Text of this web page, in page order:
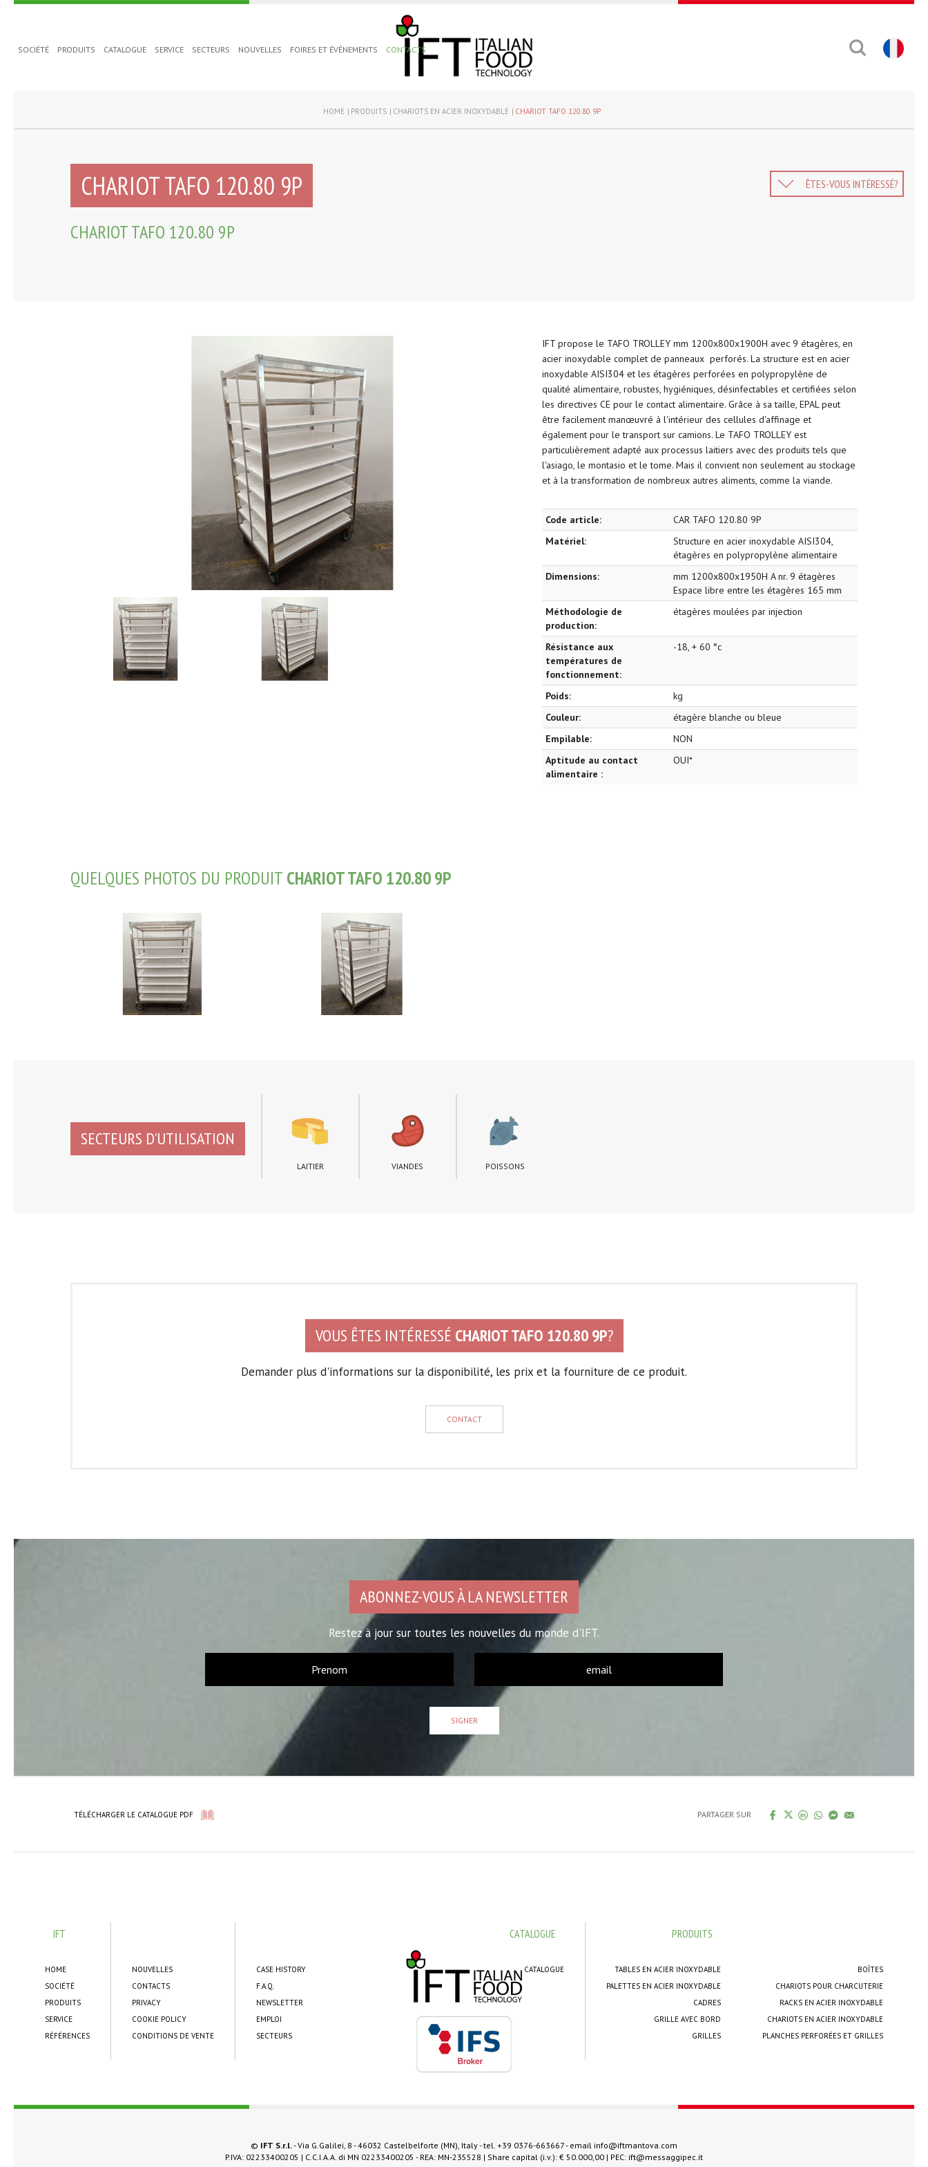
SOCIÉTÉ PRODUITS CATALOGUE SERVICE SECTEURS NOUVELLES FOIRES ET ÉVÉNEMENTS CONTACTS
HOME PRODUITS CHARIOTS EN ACIER INOXYDABLE CHARIOT TAFO 120.80 9P
CHARIOT TAFO 120.80 9P
CHARIOT TAFO 120.80 9P
ÊTES-VOUS INTÉRESSÉ?
IFT propose le TAFO TROLLEY mm 1200x800x1900H avec 9 étagères, en
acier inoxydable complet de panneaux perforés. La structure est en acier
inoxydable AISI304 et les étagères perforées en polypropylène de
qualité alimentaire, robustes, hygiéniques, désinfectables et certifiées selon
les directives CE pour le contact alimentaire. Grâce à sa taille, EPAL peut
être facilement manœuvré à l'intérieur des cellules d'affinage et
également pour le transport sur camions. Le TAFO TROLLEY est
particulièrement adapté aux processus laitiers avec des produits tels que
l'asiago, le montasio et le tome. Mais il convient non seulement au stockage
et à la transformation de nombreux autres aliments, comme la viande.
Code article:
CAR TAFO 120.80 9P
Matériel:
Structure en acier inoxydable AISI304,
étagères en polypropylène alimentaire
Dimensions:
mm 1200x800x1950H A nr. 9 étagères
Espace libre entre les étagères 165 mm
Méthodologie de
production:
étagères moulées par injection
Résistance aux
températures de
fonctionnement:
-18, + 60 °c
Poids:
kg
Couleur:
étagère blanche ou bleue
Empilable:
NON
Aptitude au contact
alimentaire :
OUI*
QUELQUES PHOTOS DU PRODUIT CHARIOT TAFO 120.80 9P
SECTEURS D'UTILISATION
LAITIER VIANDES POISSONS
VOUS ÊTES INTÉRESSÉ CHARIOT TAFO 120.80 9P?
Demander plus d'informations sur la disponibilité, les prix et la fourniture de ce produit.
CONTACT
ABONNEZ-VOUS À LA NEWSLETTER
Restez à jour sur toutes les nouvelles du monde d'IFT.
SIGNER
TÉLÉCHARGER LE CATALOGUE PDF PARTAGER SUR
IFT
HOME
SOCIÉTÉ
PRODUITS
SERVICE
RÉFÉRENCES
NOUVELLES
CONTACTS
PRIVACY
COOKIE POLICY
CONDITIONS DE VENTE
CASE HISTORY
F.A.Q.
NEWSLETTER
EMPLOI
SECTEURS
BOÎTES
CHARIOTS POUR CHARCUTERIE
RACKS EN ACIER INOXYDABLE
CHARIOTS EN ACIER INOXYDABLE
PLANCHES PERFORÉES ET GRILLES
PRODUITS
TABLES EN ACIER INOXYDABLE
PALETTES EN ACIER INOXYDABLE
CADRES
GRILLE AVEC BORD
GRILLES
CATALOGUE
CATALOGUE
© IFT S.r.l. - Via G.Galilei, 8 - 46032 Castelbelforte (MN), Italy - tel. +39 0376-663667- email info@iftmantova.com
P.IVA: 02233400205 | C.C.I.A.A. di MN 02233400205 - REA: MN-235528 | Share capital (i.v.): € 50.000,00 | PEC: ift@messaggipec.it